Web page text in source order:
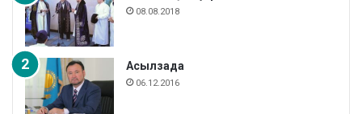
08.08.2018
Асылзада
06.12.2016